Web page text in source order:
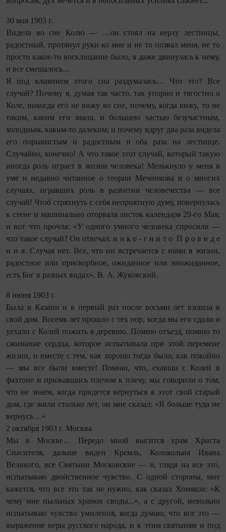
30 мая 1903 г.
Видела во сне Колю — …он стоял на верху лестницы,
радостный, протянул руки ко мне и не то позвал меня, не то
просто какое-то восклицание было, я даже двинулась к нему,
и все смешалось…
Я под влиянием этого сна раздумалась… Что это? Все
случай? Почему я, думая так часто, так упорно и тягостно о
Коле, никогда его не вижу во сне, почему, когда вижу, то не
таким, каким его знала, и большею частью безучастным,
холодным, каким-то далеким; и почему вдруг два раза видела
его порывистым и радостным и оба раза на лестнице.
Случайно, конечно! А что такое этот случай, который такую
иногда роль играет в жизни человека! Мелькнуло у меня в
уме и недавно читанное о теории Мечникова и о многих
случаях, игравших роль в развитии человечества — все
случай! Чтоб стряхнуть с себя неприятную думу, повернулась
к стене и машинально оторвала листок календаря 29-го Мая;
и вот что прочла: «У одного умного человека спросили —
что такое случай? Он отвечал: и н к о ‑ г н и т о П р о в и д е
н и я. Случая нет. Все, что ни встречается с нами в жизни,
радостное или прискорбное, ожиданное или неожиданное,
есть Бог в разных видах». В. А. Жуковский.
8 июня 1903 г.
Была в Казани и в первый раз после восьми лет взошла в
свой дом. Восемь лет прошло с тех пор, когда мы его сдали и
уехали с Колей пожить в деревню. Помню отъезд, помню то
сжимание сердца, которое испытывала при этой перемене
жизни, и вместе с тем, как хорошо тогда было, как покойно
— мы все были вместе! Помню, что, ехавши с Колей в
фаэтоне и прижавшись плечом к плечу, мы говорили о том,
что не знаем, когда придется вернуться в этот свой старый
дом, где жили столько лет, он мне сказал: «Я больше туда не
вернусь…»
2 октября 1903 г. Москва
Мы в Москве… Передо мной высится храм Христа
Спасителя, дальше виден Кремль, Колокольня Ивана
Великого, все Святыни Московские — и, глядя на все это,
испытываю двойственное чувство. С одной стороны, мне
кажется, что все это так не нужно, как сказал Хомяков: «К
чему мне пыльных храмов своды...», а с другой, невольно
испытываю чувство умиления, когда думаю, что все это —
выражение веры русского народа, и к этим святыням и под